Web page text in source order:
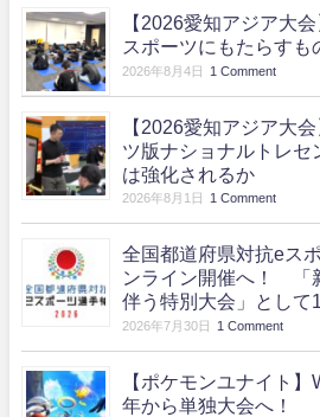
【2026愛知アジア大
スポーツにもたらすも
2026年8月4日 1 Comment
【2026愛知アジア大
ツ版ナショナルトレセ
は強化されるか
2026年8月1日 1 Comment
全国都道府県対抗eス
ンライン開催へ！ 「
伴う特別大会」として
2026年7月30日 1 Comment
【ポケモンユナイト
年から単独大会へ！